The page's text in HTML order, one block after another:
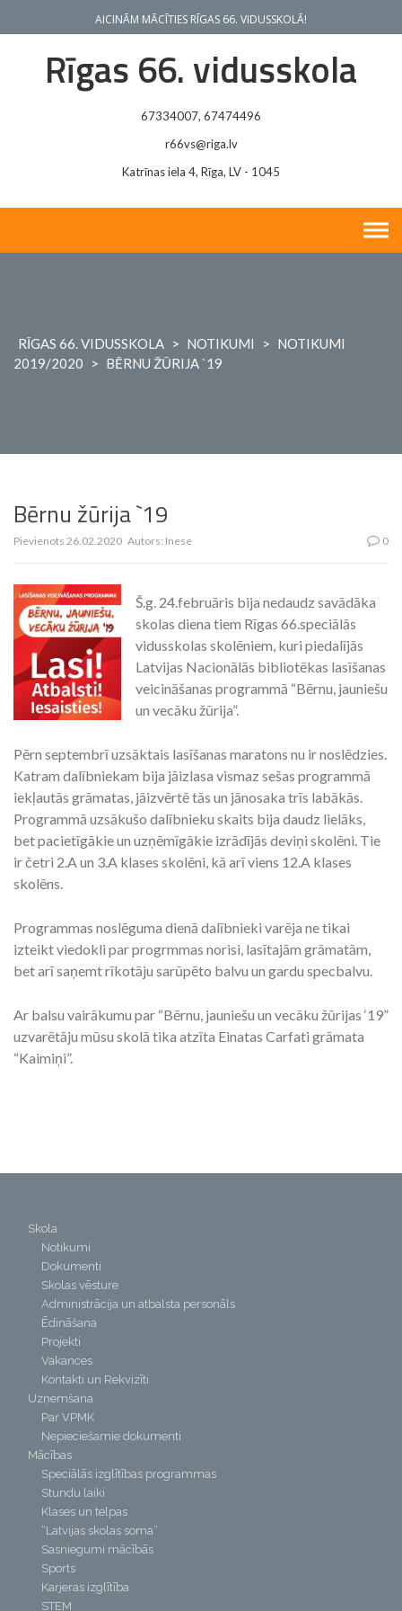
AICINĀM MĀCĪTIES RĪGAS 66. VIDUSSKOLĀ!
Rīgas 66. vidusskola
67334007, 67474496
r66vs@riga.lv
Katrīnas iela 4, Rīga, LV - 1045
RĪGAS 66. VIDUSSKOLA > NOTIKUMI > NOTIKUMI
2019/2020
> BĒRNU ŽŪRIJA `19
Bērnu žūrija `19
Pievienots 26.02.2020 Autors: Inese 0
Š.g. 24.februāris bija nedaudz savādāka
skolas diena tiem Rīgas 66.speciālās
vidusskolas skolēniem, kuri piedalījās
Latvijas Nacionālās bibliotēkas lasīšanas
veicināšanas programmā “Bērnu, jauniešu
un vecāku žūrija”.
Pērn septembrī uzsāktais lasīšanas maratons nu ir noslēdzies.
Katram dalībniekam bija jāizlasa vismaz sešas programmā
iekļautās grāmatas, jāizvērtē tās un jānosaka trīs labākās.
Programmā uzsākušo dalībnieku skaits bija daudz lielāks,
bet pacietīgākie un uzņēmīgākie izrādījās deviņi skolēni. Tie
ir četri 2.A un 3.A klases skolēni, kā arī viens 12.A klases
skolēns.
Programmas noslēguma dienā dalībnieki varēja ne tikai
izteikt viedokli par progrmmas norisi, lasītajām grāmatām,
bet arī saņemt rīkotāju sarūpēto balvu un gardu specbalvu.
Ar balsu vairākumu par “Bērnu, jauniešu un vecāku žūrijas ‘19”
uzvarētāju mūsu skolā tika atzīta Einatas Carfati grāmata
“Kaimiņi”.
Skola
Notikumi
Dokumenti
Skolas vēsture
Administrācija un atbalsta personāls
Ēdināšana
Projekti
Vakances
Kontakti un Rekvizīti
Uzņemšana
Par VPMK
Nepieciešamie dokumenti
Mācības
Speciālās izglītības programmas
Stundu laiki
Klases un telpas
“Latvijas skolas soma”
Sasniegumi mācībās
Sports
Karjeras izglītība
STEM